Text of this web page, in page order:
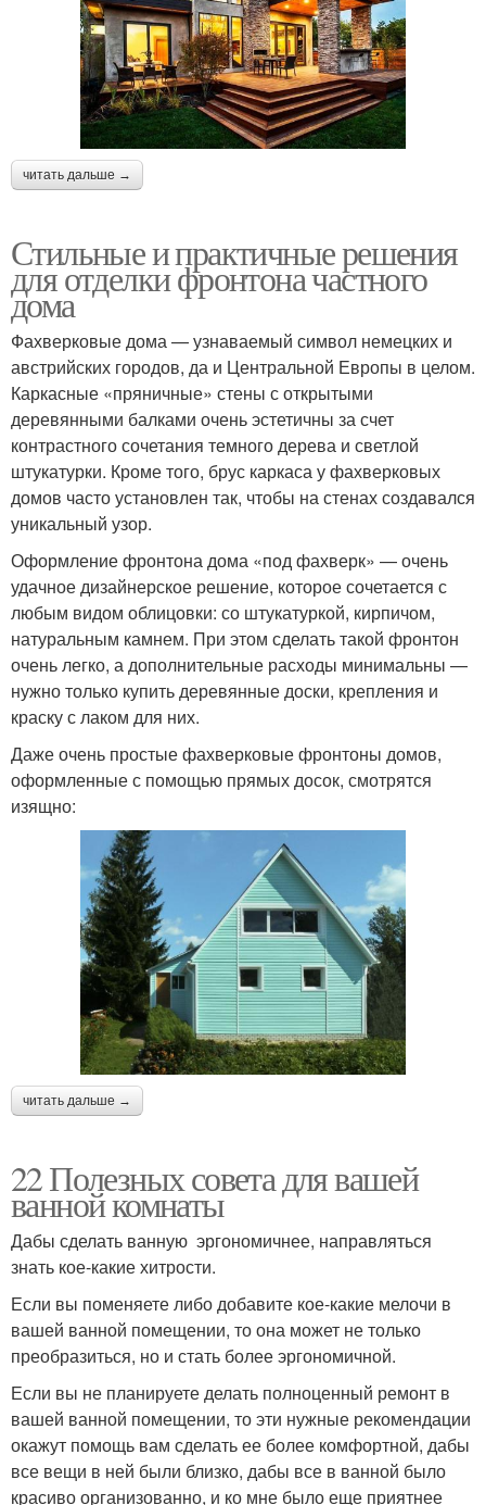
читать дальше →
Стильные и практичные решения
для отделки фронтона частного
дома
Фахверковые дома — узнаваемый символ немецких и
австрийских городов, да и Центральной Европы в целом.
Каркасные «пряничные» стены с открытыми
деревянными балками очень эстетичны за счет
контрастного сочетания темного дерева и светлой
штукатурки. Кроме того, брус каркаса у фахверковых
домов часто установлен так, чтобы на стенах создавался
уникальный узор.
Оформление фронтона дома «под фахверк» — очень
удачное дизайнерское решение, которое сочетается с
любым видом облицовки: со штукатуркой, кирпичом,
натуральным камнем. При этом сделать такой фронтон
очень легко, а дополнительные расходы минимальны —
нужно только купить деревянные доски, крепления и
краску с лаком для них.
Даже очень простые фахверковые фронтоны домов,
оформленные с помощью прямых досок, смотрятся
изящно:
читать дальше →
22 Полезных совета для вашей
ванной комнаты
Дабы сделать ванную эргономичнее, направляться
знать кое-какие хитрости.
Если вы поменяете либо добавите кое-какие мелочи в
вашей ванной помещении, то она может не только
преобразиться, но и стать более эргономичной.
Если вы не планируете делать полноценный ремонт в
вашей ванной помещении, то эти нужные рекомендации
окажут помощь вам сделать ее более комфортной, дабы
все вещи в ней были близко, дабы все в ванной было
красиво организованно, и ко мне было еще приятнее